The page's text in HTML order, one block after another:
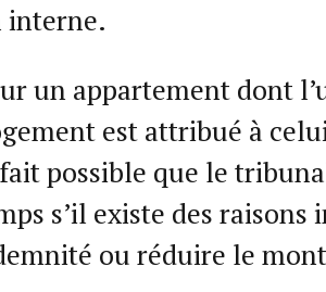
interne.
un appartement dont
est attribué à
possible que le
s’il existe des raisons
ou réduire le